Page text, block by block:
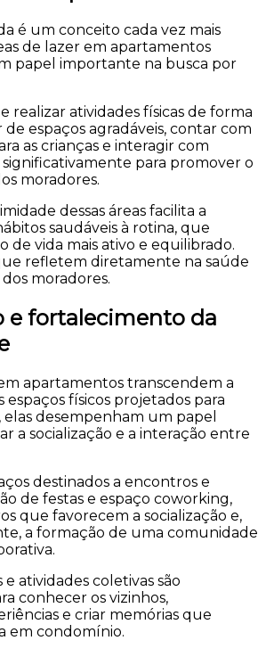
é um conceito cada vez mais
de lazer em apartamentos
papel importante na busca por
realizar atividades físicas de forma
espaços agradáveis, contar com
as crianças e interagir com
para promover o
moradores.
dessas áreas facilita a
saudáveis à rotina, que
de vida mais ativo e equilibrado.
refletem diretamente na saúde
moradores.
e fortalecimento da
apartamentos transcendem a
físicos projetados para
desempenham um papel
a socialização e a interação entre
destinados a encontros e
de festas e espaço coworking,
que favorecem a socialização e,
a formação de uma comunidade
e atividades coletivas são
conhecer os vizinhos,
e criar memórias que
em condomínio.